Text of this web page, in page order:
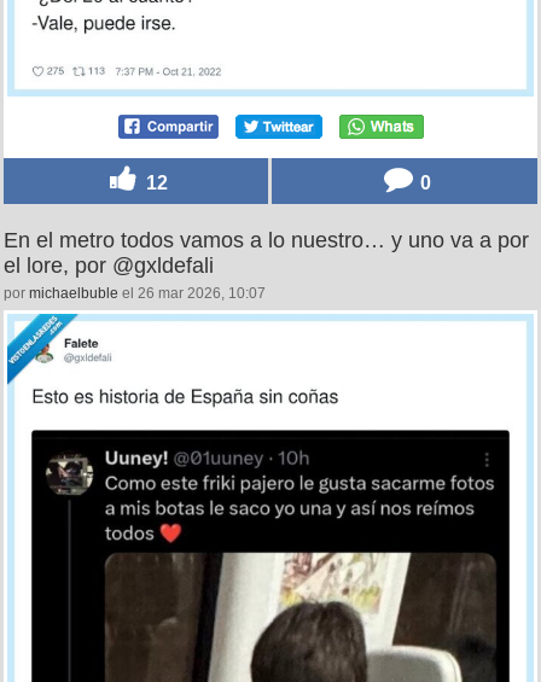
12 0
En el metro todos vamos a lo nuestro… y uno va a por
el lore, por @gxldefali
por michaelbuble el 26 mar 2026, 10:07